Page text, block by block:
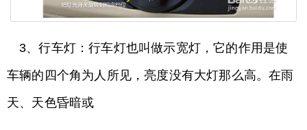
3、行车灯：行车灯也叫做示宽灯，它的作用是使
车辆的四个角为人所见，亮度没有大灯那么高。在雨
天、天色昏暗或